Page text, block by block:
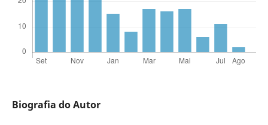
Biografia do Autor